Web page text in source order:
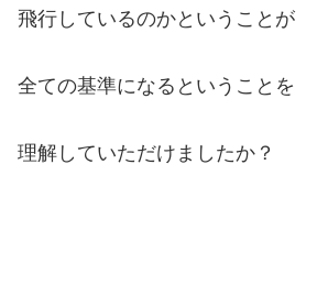
飛行しているのかということが
全ての基準になるということを
理解していただけましたか？